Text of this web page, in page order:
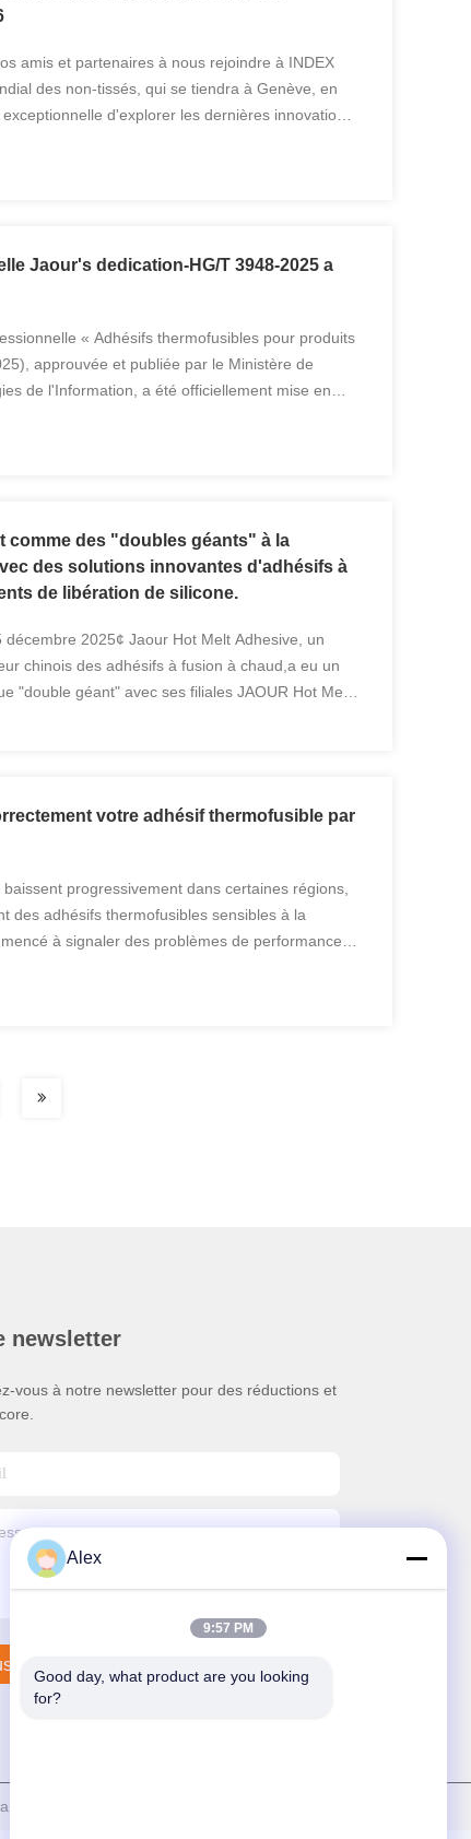
amis et partenaires à nous rejoindre à INDEX
des non-tissés, qui se tiendra à Genève, en
d'explorer les dernières innovations,
Jaour's dedication-HG/T 3948-2025 a
« Adhésifs thermofusibles pour produits
approuvée et publiée par le Ministère de
de l'Information, a été officiellement mise en
comme des "doubles géants" à la
des solutions innovantes d'adhésifs à
de libération de silicone.
2025¢ Jaour Hot Melt Adhesive, un
chinois des adhésifs à fusion à chaud,a eu un
"double géant" avec ses filiales JAOUR Hot Melt
votre adhésif thermofusible par
progressivement dans certaines régions,
des adhésifs thermofusibles sensibles à la
à signaler des problèmes de performance
newsletter
vous à notre newsletter pour des réductions et
Contacter
Adhesive Products Co.,Ltd . Tous Droites réservées.
Alex
9:57 PM
Good day, what product are you looking
for?